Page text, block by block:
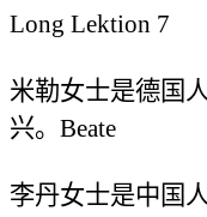
Long Lektion 7
米勒女士是德国
兴。 Beate
李丹女士是中国